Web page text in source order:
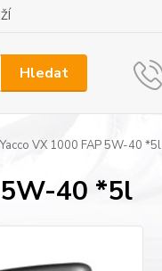
Hledat
Yacco VX 1000 FAP 5W-40 *5l
5W-40 *5l